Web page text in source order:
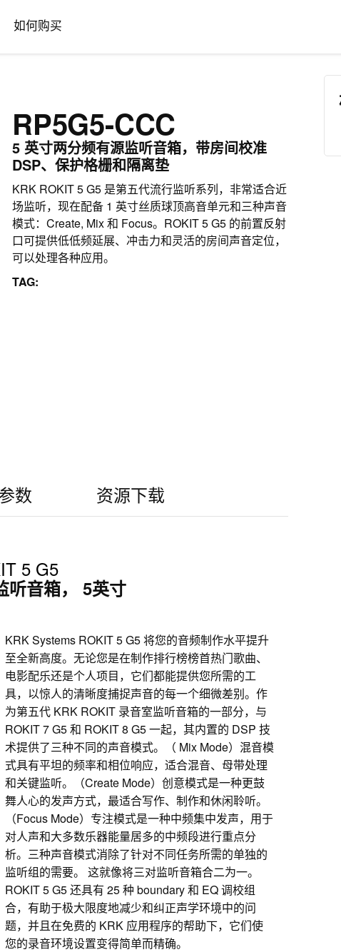
如何购买
RP5G5-CCC
5 英寸两分频有源监听音箱，带房间校准
DSP、保护格栅和隔离垫
KRK ROKIT 5 G5 是第五代流行监听系列，非常适合近
场监听，现在配备 1 英寸丝质球顶高音单元和三种声音
模式：Create, Mix 和 Focus。ROKIT 5 G5 的前置反射
口可提供低低频延展、冲击力和灵活的房间声音定位，
可以处理各种应用。
TAG:
数 资源下载
5 G5
听音箱， 5英寸
KRK Systems ROKIT 5 G5 将您的音频制作水平提升
至全新高度。无论您是在制作排行榜榜首热门歌曲、
电影配乐还是个人项目，它们都能提供您所需的工
具，以惊人的清晰度捕捉声音的每一个细微差别。作
为第五代 KRK ROKIT 录音室监听音箱的一部分，与
ROKIT 7 G5 和 ROKIT 8 G5 一起，其内置的 DSP 技
术提供了三种不同的声音模式。（ Mix Mode）混音模
式具有平坦的频率和相位响应，适合混音、母带处理
和关键监听。（Create Mode）创意模式是一种更鼓
舞人心的发声方式，最适合写作、制作和休闲聆听。
（Focus Mode）专注模式是一种中频集中发声，用于
对人声和大多数乐器能量居多的中频段进行重点分
析。三种声音模式消除了针对不同任务所需的单独的
监听组的需要。 这就像将三对监听音箱合二为一。
ROKIT 5 G5 还具有 25 种 boundary 和 EQ 调校组
合，有助于极大限度地减少和纠正声学环境中的问
题，并且在免费的 KRK 应用程序的帮助下，它们使
您的录音环境设置变得简单而精确。